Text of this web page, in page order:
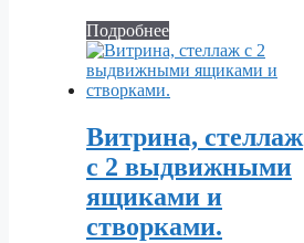
Подробнее
Витрина, стеллаж
с 2 выдвижными
ящиками и
створками.